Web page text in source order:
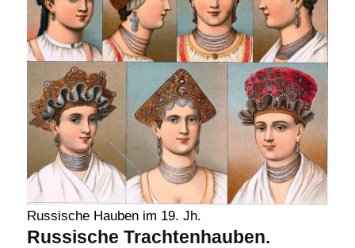
Russische Hauben im 19. Jh.
Russische Trachtenhauben.